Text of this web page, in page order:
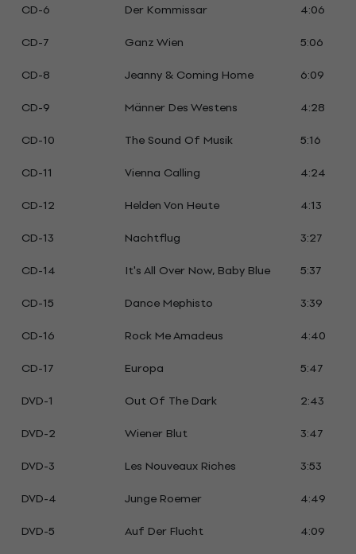
CD-6
Der Kommissar
4:06
CD-7
Ganz Wien
5:06
CD-8
Jeanny & Coming Home
6:09
CD-9
Männer Des Westens
4:28
CD-10
The Sound Of Musik
5:16
CD-11
Vienna Calling
4:24
CD-12
Helden Von Heute
4:13
CD-13
Nachtflug
3:27
CD-14
It's All Over Now, Baby Blue
5:37
CD-15
Dance Mephisto
3:39
CD-16
Rock Me Amadeus
4:40
CD-17
Europa
5:47
DVD-1
Out Of The Dark
2:43
DVD-2
Wiener Blut
3:47
DVD-3
Les Nouveaux Riches
3:53
DVD-4
Junge Roemer
4:49
DVD-5
Auf Der Flucht
4:09